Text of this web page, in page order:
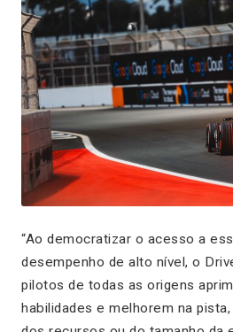
“Ao democratizar o acesso a
desempenho de alto nível, o
pilotos de todas as origens
habilidades e melhorem na